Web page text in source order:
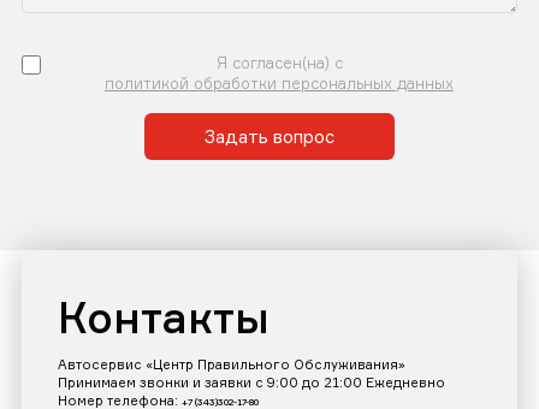
Я согласен(на) с
политикой обработки персональных данных
Задать вопрос
Контакты
Автосервис «Центр Правильного Обслуживания»
Принимаем звонки и заявки с 9:00 до 21:00 Ежедневно
Номер телефона: +7 (343)302-17-80